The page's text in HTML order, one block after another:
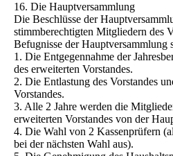
16. Die Hauptversammlung
Die Beschlüsse der
stimmberechtigten Mitgliedern des
Befugnisse der Hauptversammlung
1. Die Entgegennahme der
des erweiterten Vorstandes.
2. Die Entlastung des Vorstandes
Vorstandes.
3. Alle 2 Jahre werden die
erweiterten Vorstandes von der
4. Die Wahl von 2 Kassenprüfern
bei der nächsten Wahl aus).